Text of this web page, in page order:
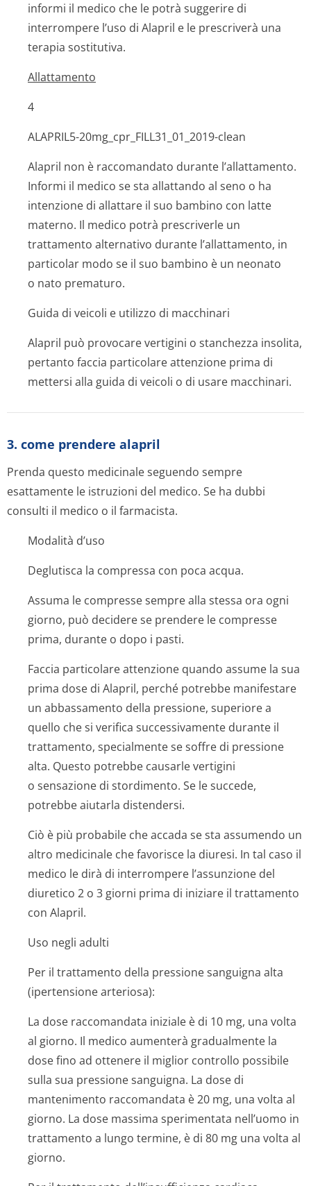
informi il medico che le potrà suggerire di
interrompere l’uso di Alapril e le prescriverà una
terapia sostitutiva.
Allattamento
4
ALAPRIL5-20mg_cpr_FILL31 _01_2019-clean
Alapril non è raccomandato durante l’allattamento.
Informi il medico se sta allattando al seno o ha
intenzione di allattare il suo bambino con latte
materno. Il medico potrà prescriverle un
trattamento alternativo durante l’allattamento, in
particolar modo se il suo bambino è un neonato
o nato prematuro.
Guida di veicoli e utilizzo di macchinari
Alapril può provocare vertigini o stanchezza insolita,
pertanto faccia particolare attenzione prima di
mettersi alla guida di veicoli o di usare macchinari.
3. come prendere alapril
Prenda questo medicinale seguendo sempre
esattamente le istruzioni del medico. Se ha dubbi
consulti il medico o il farmacista.
Modalità d’uso
Deglutisca la compressa con poca acqua.
Assuma le compresse sempre alla stessa ora ogni
giorno, può decidere se prendere le compresse
prima, durante o dopo i pasti.
Faccia particolare attenzione quando assume la sua
prima dose di Alapril, perché potrebbe manifestare
un abbassamento della pressione, superiore a
quello che si verifica successivamente durante il
trattamento, specialmente se soffre di pressione
alta. Questo potrebbe causarle vertigini
o sensazione di stordimento. Se le succede,
potrebbe aiutarla distendersi.
Ciò è più probabile che accada se sta assumendo un
altro medicinale che favorisce la diuresi. In tal caso il
medico le dirà di interrompere l’assunzione del
diuretico 2 o 3 giorni prima di iniziare il trattamento
con Alapril.
Uso negli adulti
Per il trattamento della pressione sanguigna alta
(ipertensione arteriosa):
La dose raccomandata iniziale è di 10 mg, una volta
al giorno. Il medico aumenterà gradualmente la
dose fino ad ottenere il miglior controllo possibile
sulla sua pressione sanguigna. La dose di
mantenimento raccomandata è 20 mg, una volta al
giorno. La dose massima sperimentata nell’uomo in
trattamento a lungo termine, è di 80 mg una volta al
giorno.